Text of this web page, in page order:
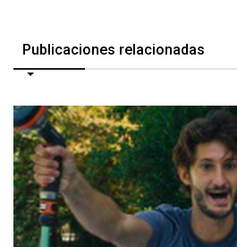
Publicaciones relacionadas